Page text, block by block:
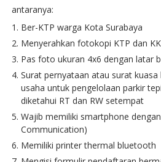
antaranya:
Ber-KTP warga Kota Surabaya
Menyerahkan fotokopi KTP dan KK
Pas foto ukuran 4x6 dengan latar
Surat pernyataan atau surat
usaha untuk pengelolaan parkir
diketahui RT dan RW setempat
Wajib memiliki smartphone
Communication)
Memiliki printer thermal bluetooth